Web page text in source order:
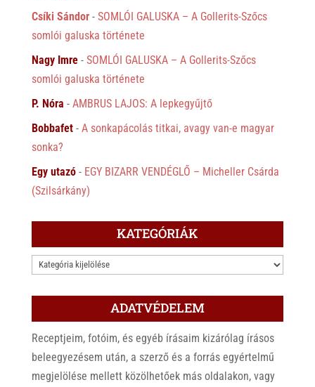
Csíki Sándor- SOMLÓI GALUSKA – A Gollerits-Szőcs
somlói galuska története
Nagy Imre- SOMLÓI GALUSKA – A Gollerits-Szőcs
somlói galuska története
P. Nóra - AMBRUS LAJOS: A lepkegyűjtő
Bobbafet- A sonkapácolás titkai, avagy van-e magyar
sonka?
Egy utazó- EGY BIZARR VENDÉGLŐ – Micheller Csárda
(Szilsárkány)
KATEGÓRIÁK
KATEGÓRIÁK
ADATVÉDELEM
Receptjeim, fotóim, és egyéb írásaim kizárólag írásos
beleegyezésem után, a szerző és a forrás egyértelmű
megjelölése mellett közölhetőek más oldalakon, vagy